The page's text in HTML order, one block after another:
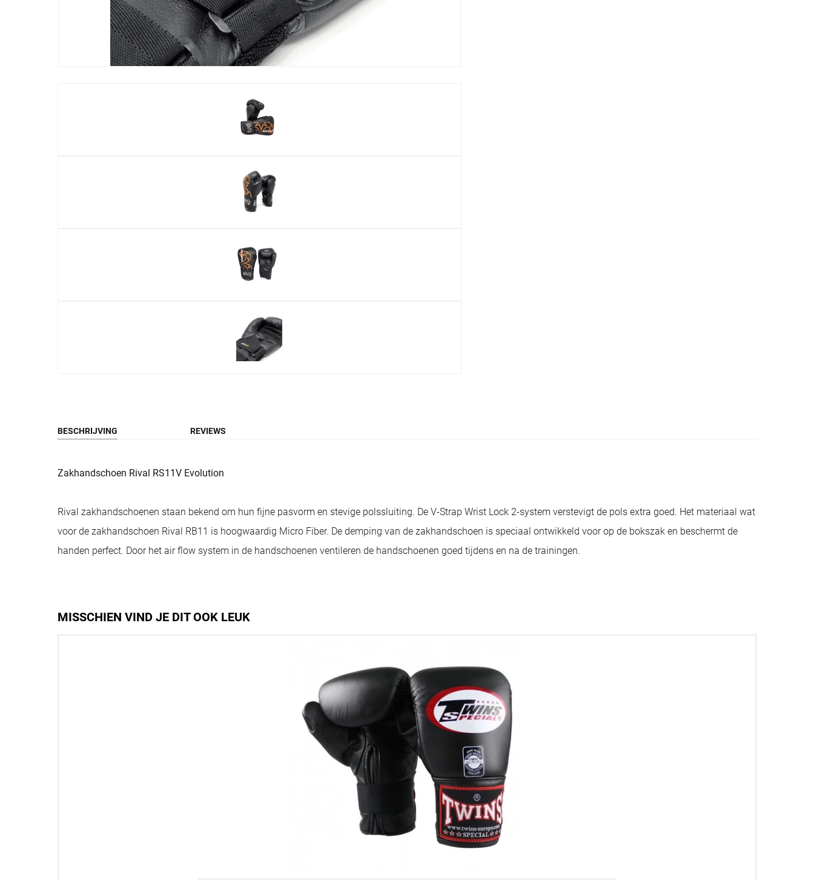
BESCHRIJVING REVIEWS
Zakhandschoen Rival RS11V Evolution
Rival zakhandschoenen staan bekend om hun fijne pasvorm en stevige polssluiting. De V-Strap Wrist Lock 2-system verstevigt de pols extra goed. Het materiaal wat
voor de zakhandschoen Rival RB11 is hoogwaardig Micro Fiber. De demping van de zakhandschoen is speciaal ontwikkeld voor op de bokszak en beschermt de
handen perfect. Door het air flow system in de handschoenen ventileren de handschoenen goed tijdens en na de trainingen.
MISSCHIEN VIND JE DIT OOK LEUK